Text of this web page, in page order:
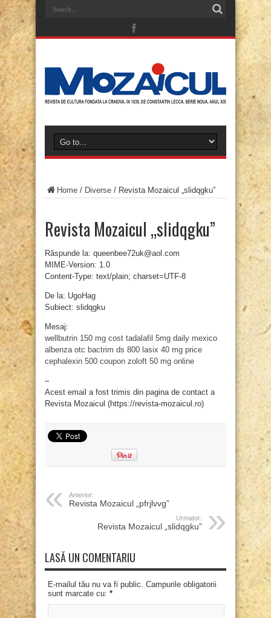
Home / Diverse / Revista Mozaicul „slidqgku”
Revista Mozaicul „slidqgku”
Răspunde la: queenbee72uk@aol.com
MIME-Version: 1.0
Content-Type: text/plain; charset=UTF-8
De la: UgoHag
Subiect: slidqgku
Mesaj:
wellbutrin 150 mg cost tadalafil 5mg daily mexico
albenza otc bactrim ds 800 lasix 40 mg price
cephalexin 500 coupon zoloft 50 mg online
–
Acest email a fost trimis din pagina de contact a
Revista Mozaicul (https://revista-mozaicul.ro)
Anterior:
Revista Mozaicul „pfrjlvvg”
Urmator:
Revista Mozaicul „slidqgku”
LASĂ UN COMENTARIU
E-mailul tău nu va fi public. Campurile obligatorii
sunt marcate cu: *